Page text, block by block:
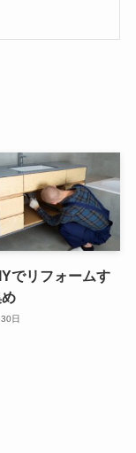
でリフォームす
日